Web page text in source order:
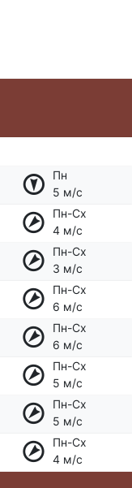
Пн
5 м/с
Пн-Сх
4 м/с
Пн-Сх
3 м/с
Пн-Сх
6 м/с
Пн-Сх
6 м/с
Пн-Сх
5 м/с
Пн-Сх
5 м/с
Пн-Сх
4 м/с